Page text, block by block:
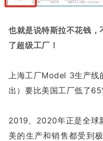
也就是说特斯拉不花钱
了超级工厂！
上海工厂Model 3生产线
出）要比美国工厂低了
2019、2020年正是全球
美的生产和销售都受到